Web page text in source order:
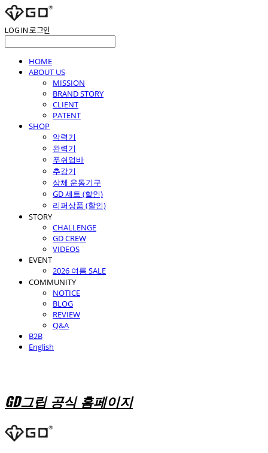
LOG IN로그인
HOME
ABOUT US
MISSION
BRAND STORY
CLIENT
PATENT
SHOP
악력기
완력기
푸쉬업바
추감기
상체 운동기구
GD 세트 (할인)
리퍼상품 (할인)
STORY
CHALLENGE
GD CREW
VIDEOS
EVENT
2026 여름 SALE
COMMUNITY
NOTICE
BLOG
REVIEW
Q&A
B2B
English
GD그립 공식 홈페이지